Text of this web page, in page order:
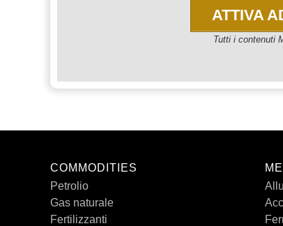
ATTIVA
Tutti i contenuti
COMMODITIES
Petrolio
Gas naturale
Fertilizzanti